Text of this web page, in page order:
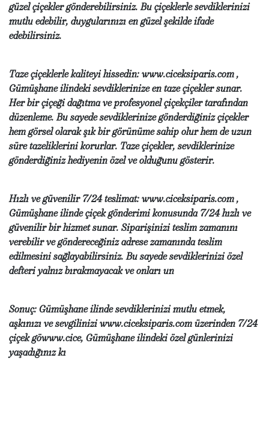
güzel çiçekler gönderebilirsiniz. Bu çiçeklerle sevdiklerinizi
mutlu edebilir, duygularınızı en güzel şekilde ifade
edebilirsiniz.
Taze çiçeklerle kaliteyi hissedin: www.ciceksiparis.com ,
Gümüşhane ilindeki sevdiklerinize en taze çiçekler sunar.
Her bir çiçeği dağıtma ve profesyonel çiçekçiler tarafından
düzenleme. Bu sayede sevdiklerinize gönderdiğiniz çiçekler
hem görsel olarak şık bir görünüme sahip olur hem de uzun
süre tazeliklerini korurlar. Taze çiçekler, sevdiklerinize
gönderdiğiniz hediyenin özel ve olduğunu gösterir.
Hızlı ve güvenilir 7/24 teslimat: www.ciceksiparis.com ,
Gümüşhane ilinde çiçek gönderimi konusunda 7/24 hızlı ve
güvenilir bir hizmet sunar. Siparişinizi teslim zamanını
verebilir ve göndereceğiniz adrese zamanında teslim
edilmesini sağlayabilirsiniz. Bu sayede sevdiklerinizi özel
defteri yalnız bırakmayacak ve onları un
Sonuç: Gümüşhane ilinde sevdiklerinizi mutlu etmek,
aşkınızı ve sevgilinizi www.ciceksiparis.com üzerinden 7/24
çiçek göwww.cice, Gümüşhane ilindeki özel günlerinizi
yaşadığınız kı